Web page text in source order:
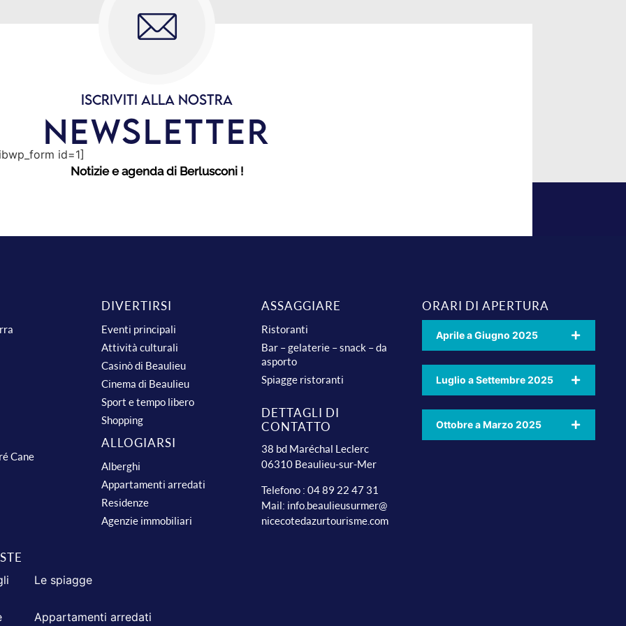
ISCRIVITI ALLA NOSTRA
NEWSLETTER
id=1]
Notizie e agenda di Berlusconi !
Cane
DIVERTIRSI
Eventi principali
Attività culturali
Casinò di Beaulieu
Cinema di Beaulieu
Sport e tempo libero
Shopping
ALLOGIARSI
Alberghi
Appartamenti arredati
Residenze
Agenzie immobiliari
ASSAGGIARE
Ristoranti
Bar – gelaterie – snack – da
asporto
Spiagge ristoranti
DETTAGLI DI
CONTATTO
38 bd Maréchal Leclerc
06310 Beaulieu-sur-Mer
Telefono : 04 89 22 47 31
Mail: info.beaulieusurmer@
nicecotedazurtourisme.com
ORARI DI APERTURA
Aprile a Giugno 2025
Luglio a Settembre 2025
Ottobre a Marzo 2025
Le spiagge
Appartamenti arredati